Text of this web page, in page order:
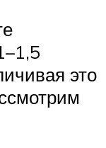
это